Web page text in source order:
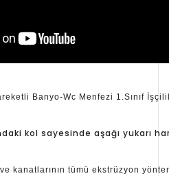
Banyo-Wc Menfezi 1.Sınıf
kol sayesinde aşağı yukarı
kanatlarının tümü ekstrüzyon